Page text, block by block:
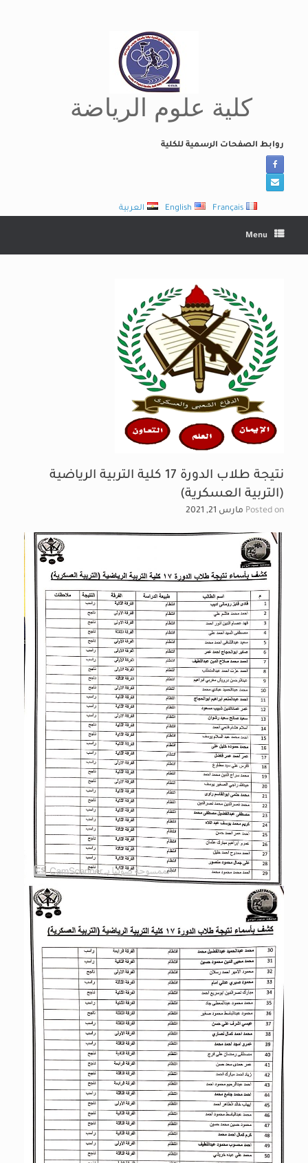
كلية علوم الرياضة
روابط الصفحات الرسمية للكلية
العربية English Français
Menu
نتيجة طلاب الدورة 17 كلية التربية الرياضية
(التربية العسكرية)
Posted on مارس 21, 2021